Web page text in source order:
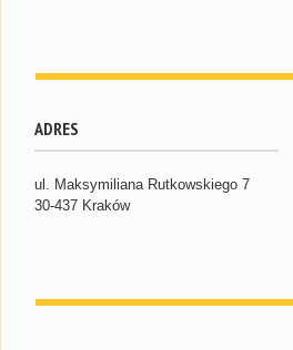
ADRES
ul. Maksymiliana Rutkowskiego 7
30-437 Kraków